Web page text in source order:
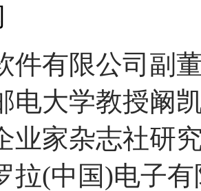
件有限公司副
电大学教授阚
业家杂志社研
拉(中国)电子